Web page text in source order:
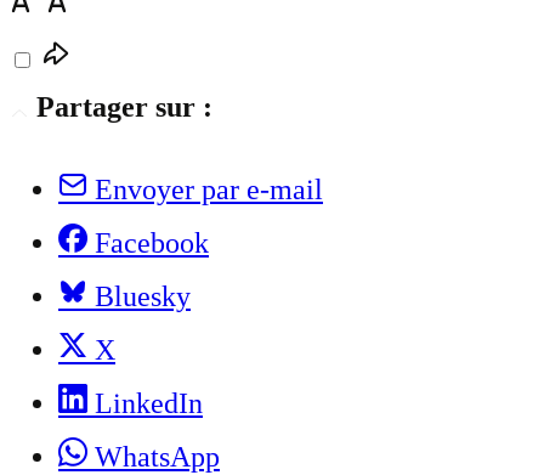
Partager sur :
Envoyer par e-mail
Facebook
Bluesky
X
LinkedIn
WhatsApp